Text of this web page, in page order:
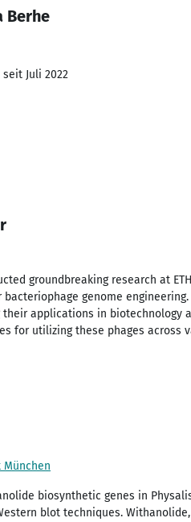
Berhe
Juli 2022
groundbreaking research at
genome
their applications in
for utilizing these phages across
biosynthetic genes in
blot techniques.